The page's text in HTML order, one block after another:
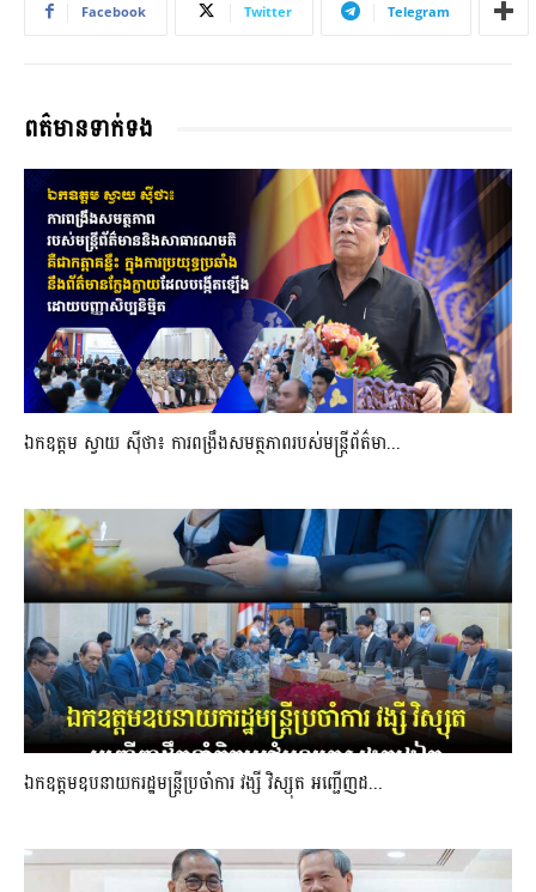
Facebook Twitter Telegram
ពត៌មានទាក់ទង
ឯកឧត្តម ស្វាយ ស៊ីថា៖ ការពង្រឹងសមត្ថភាពរបស់មន្ត្រីព័ត៌មា...
ឯកឧត្តមឧបនាយករដ្ឋមន្រ្តីប្រចាំការ វង្សី វិស្សុត អញ្ជើញដ...